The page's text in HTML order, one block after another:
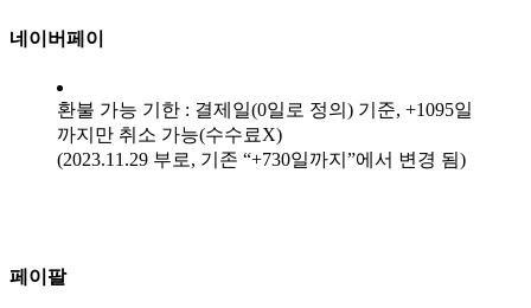
네이버페이
환불 가능 기한 : 결제일(0일로 정의) 기준, +1095일
까지만 취소 가능(수수료X)
(2023.11.29 부로, 기존 “+730일까지”에서 변경 됨)
페이팔